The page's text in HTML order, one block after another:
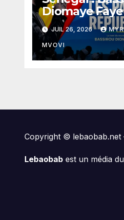
Diomaye
son parti «
» et officialise
rupture avec
PASTEF
JUIL 26, 2026
MVOVI
Copyright © lebaobab.net
Lebaobab est un média